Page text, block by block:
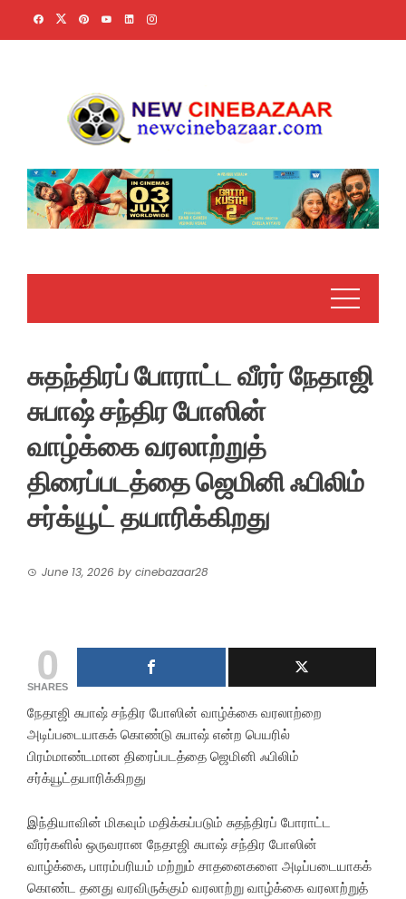
சுதந்திரப் போராட்ட வீரர் நேதாஜி
சுபாஷ் சந்திர போஸின்
வாழ்க்கை வரலாற்றுத்
திரைப்படத்தை ஜெமினி ஃபிலிம்
சர்க்யூட் தயாரிக்கிறது
June 13, 2026 by cinebazaar28
0
SHARES
நேதாஜி சுபாஷ் சந்திர போஸின் வாழ்க்கை வரலாற்றை
அடிப்படையாகக் கொண்டு சுபாஷ் என்ற பெயரில்
பிரம்மாண்டமான திரைப்படத்தை ஜெமினி ஃபிலிம்
சர்க்யூட்தயாரிக்கிறது
இந்தியாவின் மிகவும் மதிக்கப்படும் சுதந்திரப் போராட்ட
வீரர்களில் ஒருவரான நேதாஜி சுபாஷ் சந்திர போஸின்
வாழ்க்கை, பாரம்பரியம் மற்றும் சாதனைகளை அடிப்படையாகக்
கொண்ட தனது வரவிருக்கும் வரலாற்று வாழ்க்கை வரலாற்றுத்